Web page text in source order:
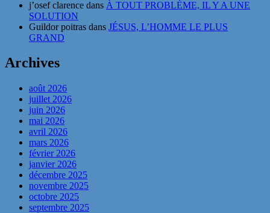
j’osef clarence dans À TOUT PROBLÈME, IL Y A UNE
SOLUTION
Guildor poitras dans JÉSUS, L’HOMME LE PLUS
GRAND
Archives
août 2026
juillet 2026
juin 2026
mai 2026
avril 2026
mars 2026
février 2026
janvier 2026
décembre 2025
novembre 2025
octobre 2025
septembre 2025